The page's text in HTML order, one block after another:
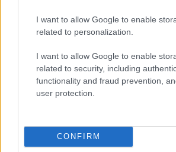
I want to allow Google to enable
related to personalization.
I want to allow Google to enable
related to security, including
functionality and fraud prevention,
user protection.
CONFIRM
Matteo Pellegrino · 5 Ago 2026
PIÙ LETTI
Sognare una bara è presagio di morte?
2 Il principe Harry e Meghan Markle
relax in Scozia